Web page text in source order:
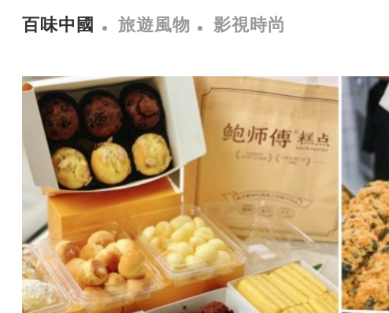
百味中國 旅遊風物 影視時尚